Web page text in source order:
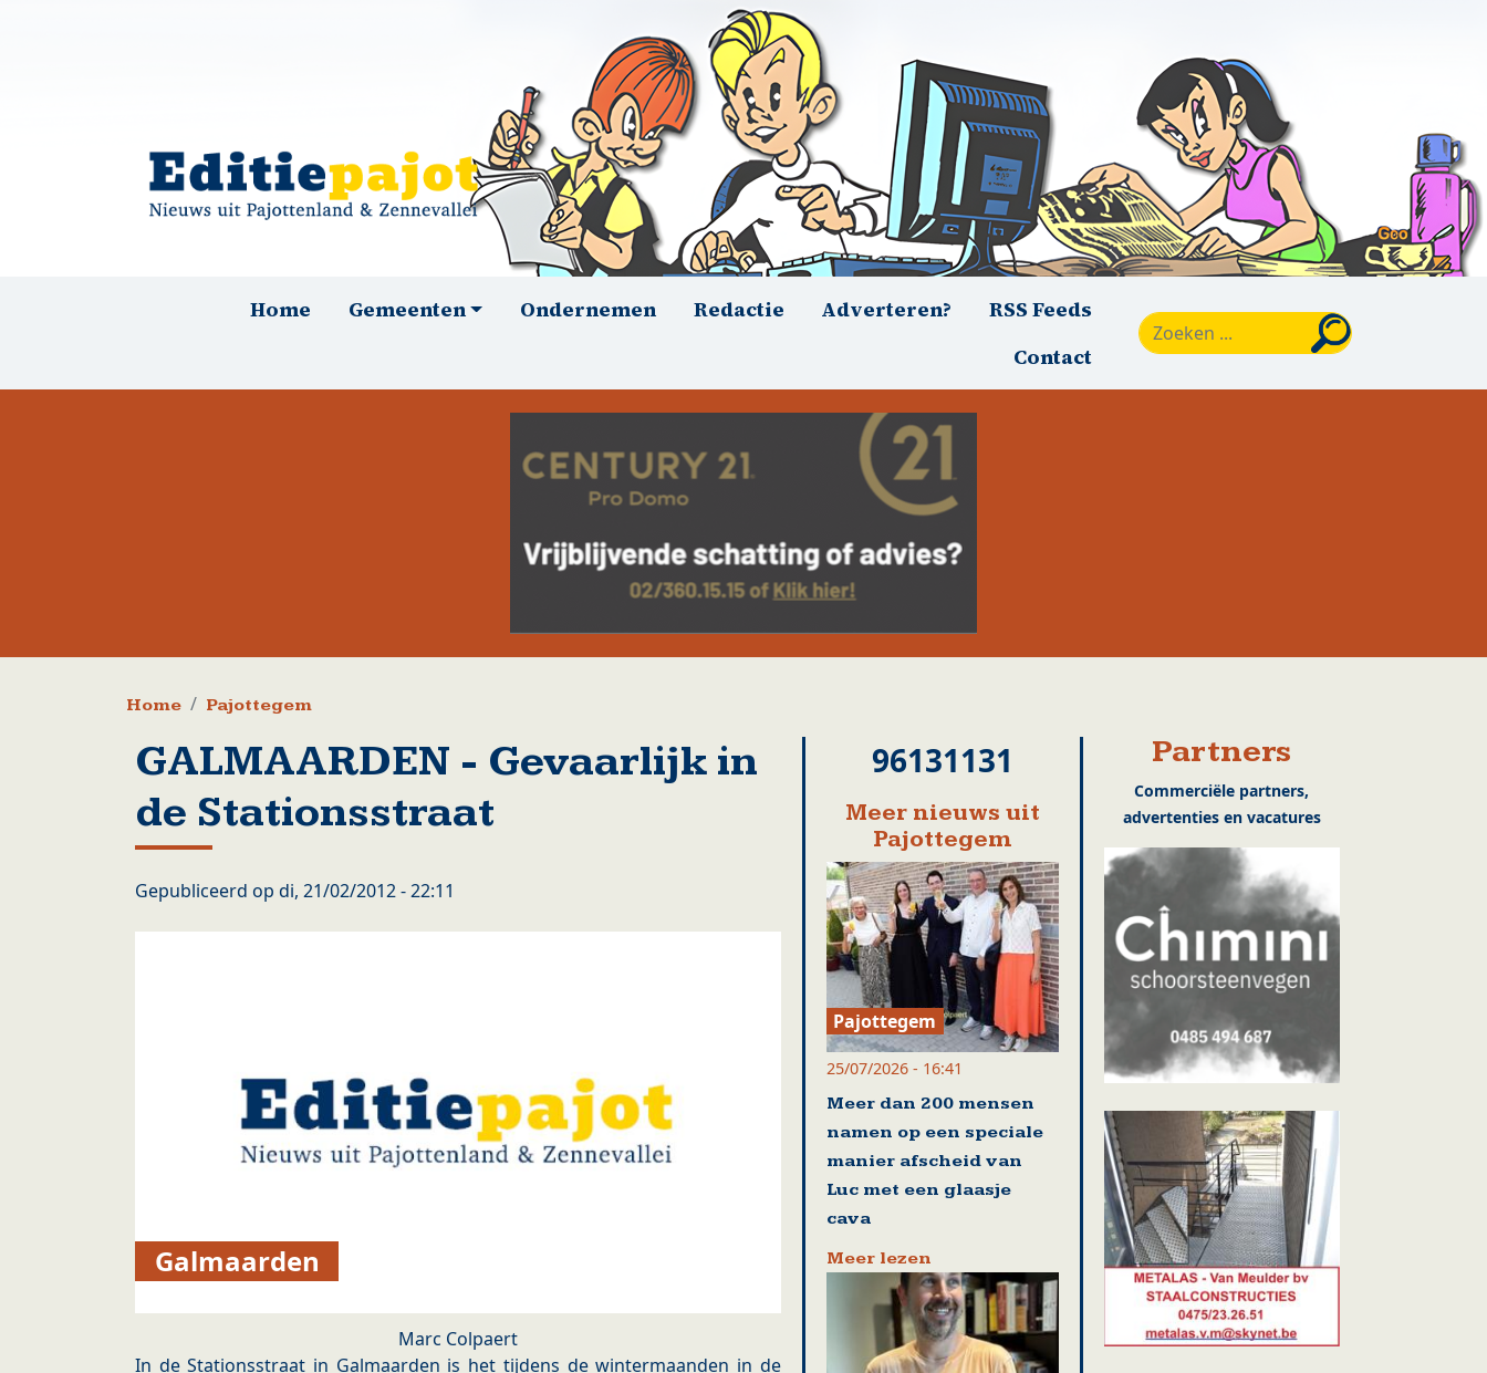
HoofdnavigatieHome Gemeenten Ondernemen Redactie Adverteren?
RSS Feeds
Contact
Kruimelpad
Home Pajottegem
GALMAARDEN - Gevaarlijk in
de Stationsstraat
Gepubliceerd op di, 21/02/2012 - 22:11
Galmaarden
Marc Colpaert
In de Stationsstraat in Galmaarden is het tijdens de wintermaanden in de
96131131
Meer nieuws uit
Pajottegem
Pajottegem
25/07/2026 - 16:41
Meer dan 200 mensen
namen op een speciale
manier afscheid van
Luc met een glaasje
cava
Meer lezen
Partners
Commerciële partners,
advertenties en vacatures